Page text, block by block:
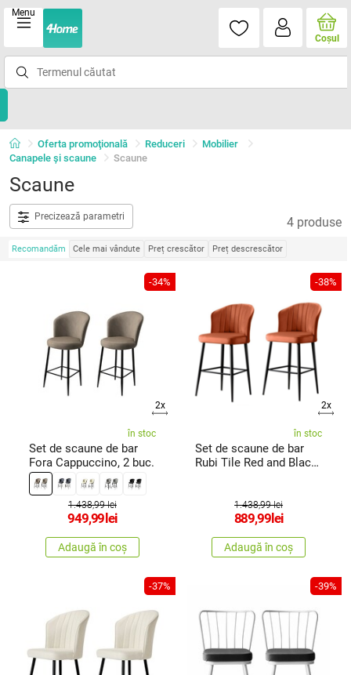
Menu
Coşul
Oferta promoţională Reduceri
Mobilier
Canapele și scaune
Scaune
Scaune
Precizează parametri 4 produse
Recomandăm Cele mai vândute Preț crescător Preț descrescător
-34%
2x
în stoc
Set de scaune de bar
Fora Cappuccino, 2 buc.
1.438,99 lei
949,99 lei
Adaugă în coș
-38%
2x
în stoc
Set de scaune de bar
Rubi Tile Red and Black,
1.438,99 lei
889,99 lei
Adaugă în coș
-37% -39%